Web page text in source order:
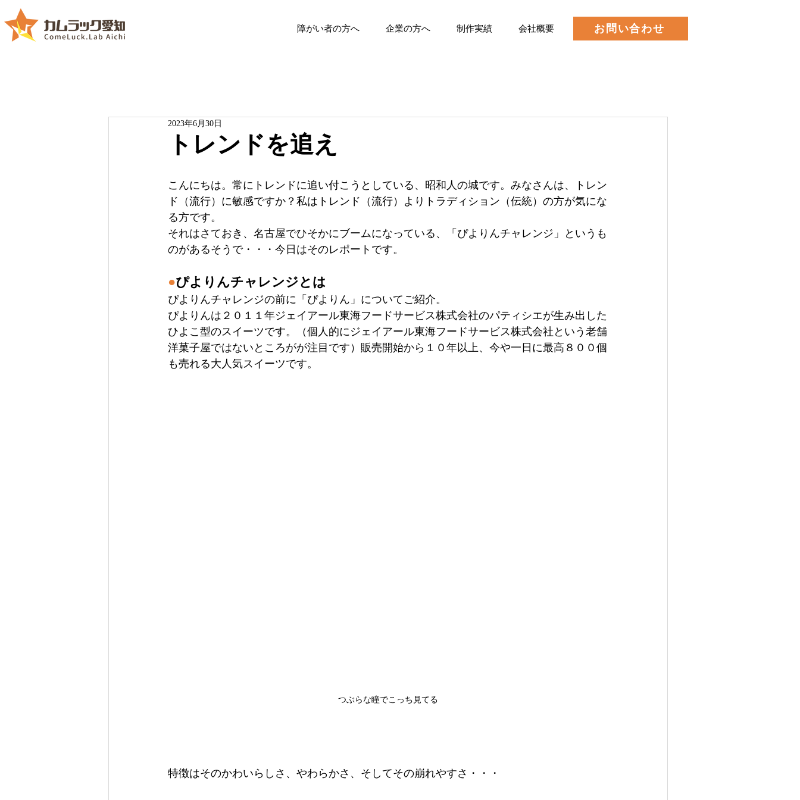
障がい者の方へ 企業の方へ 制作実績 会社概要 お問い合わせ
トレンドを追え
2023年6月30日
こんにちは。常にトレンドに追い付こうとしている、昭和人の城です。みなさんは、トレン
ド（流行）に敏感ですか？私はトレンド（流行）よりトラディション（伝統）の方が気にな
る方です。
それはさておき、名古屋でひそかにブームになっている、「ぴよりんチャレンジ」というも
のがあるそうで・・・今日はそのレポートです。
●ぴよりんチャレンジとは
ぴよりんチャレンジの前に「ぴよりん」についてご紹介。
ぴよりんは２０１１年ジェイアール東海フードサービス株式会社のパティシエが生み出した
ひよこ型のスイーツです。（個人的にジェイアール東海フードサービス株式会社という老舗
洋菓子屋ではないところがが注目です）販売開始から１０年以上、今や一日に最高８００個
も売れる大人気スイーツです。
つぶらな瞳でこっち見てる
特徴はそのかわいらしさ、やわらかさ、そしてその崩れやすさ・・・